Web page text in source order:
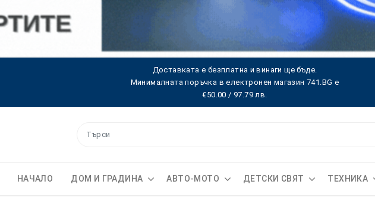
Доставката е безплатна и винаги ще бъде.
Минималната поръчка в електронен магазин 741.BG е
€50.00 / 97.79 лв.
НАЧАЛО ДОМ И ГРАДИНА АВТО-МОТО ДЕТСКИ СВЯТ ТЕХНИКА